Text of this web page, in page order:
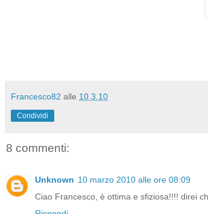
Francesco82 alle 10.3.10
Condividi
8 commenti:
Unknown 10 marzo 2010 alle ore 08:09
Ciao Francesco, è ottima e sfiziosa!!!! direi